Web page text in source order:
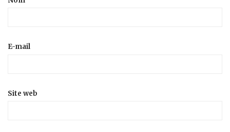
E-mail
Site web